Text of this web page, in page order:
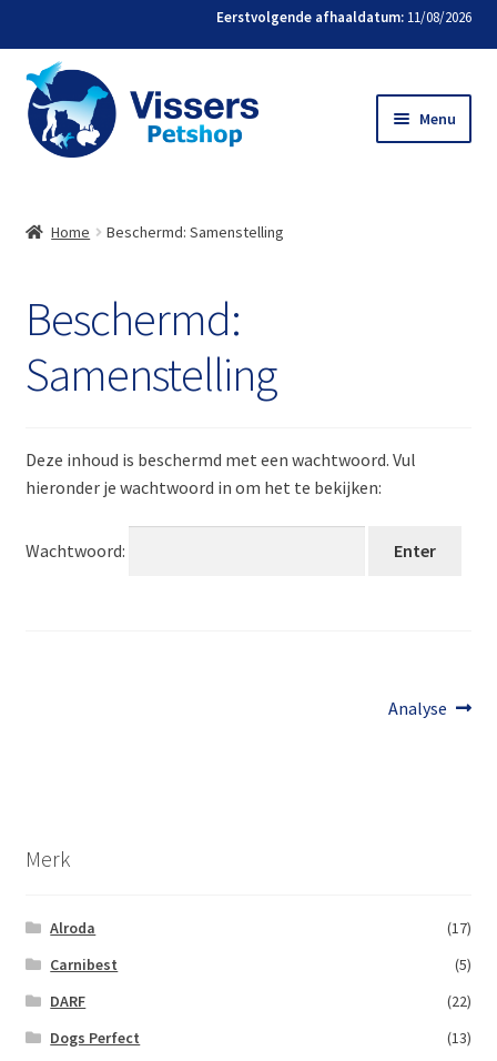
Eerstvolgende afhaaldatum: 11/08/2026
Menu
Bestellen
Favorieten
Mijn account
Home Beschermd: Samenstelling
Beschermd:
Samenstelling
Deze inhoud is beschermd met een wachtwoord. Vul
hieronder je wachtwoord in om het te bekijken:
Wachtwoord:
Volgend
Analyse
Merk
Alroda
(17)
Carnibest
(5)
DARF
(22)
Dogs Perfect
(13)